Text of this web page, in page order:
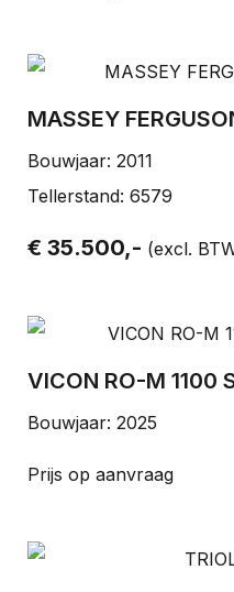
MASSEY
Bouwjaar: 2011
Tellerstand: 6579
€ 35.500,- (excl.
VICON RO-M 1100
Bouwjaar: 2025
Prijs op aanvraag